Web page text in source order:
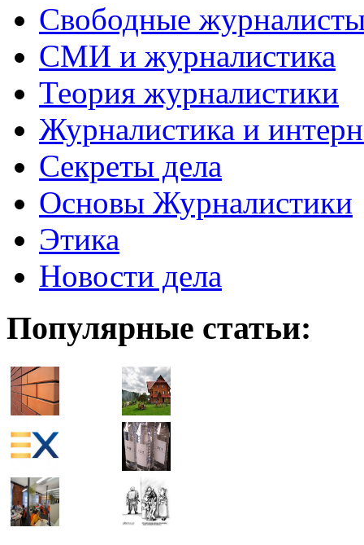
Свободные
СМИ и журналистика
Теория журналистики
Журналистика и
Секреты дела
Основы Журналистики
Этика
Новости дела
Популярные статьи: